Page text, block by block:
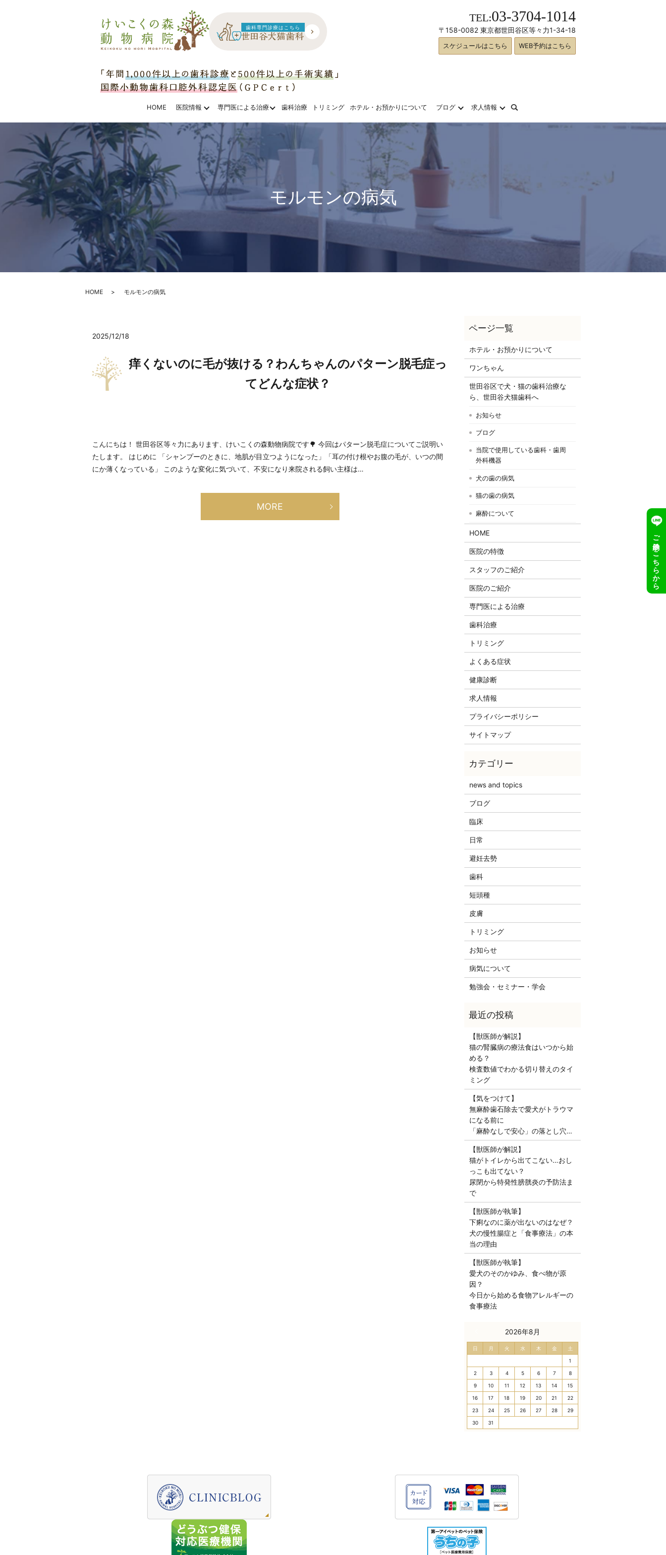
歯科専門診療はこちら
TEL:03-3704-1014
〒158-0082 東京都世田谷区等々力1-34-18
スケジュールはこちら WEB予約はこちら
HOME 医院情報 専門医による治療 歯科治療 トリミング ホテル・お預かりについて ブログ 求人情報
モルモンの病気
HOME モルモンの病気
2025/12/18
痒くないのに毛が抜ける？わんちゃんのパターン脱毛症っ
てどんな症状？
こんにちは！ 世田谷区等々力にあります、けいこくの森動物病院です🌳 今回はパターン脱毛症についてご説明い
たします。 はじめに 「シャンプーのときに、地肌が目立つようになった」「耳の付け根やお腹の毛が、いつの間
にか薄くなっている」 このような変化に気づいて、不安になり来院される飼い主様は…
MORE
ホテル・お預かりについて
ワンちゃん
世田谷区で犬・猫の歯科治療な
ら、世田谷犬猫歯科へ
お知らせ
ブログ
当院で使用している歯科・歯周
外科機器
犬の歯の病気
猫の歯の病気
麻酔について
HOME
医院の特徴
スタッフのご紹介
医院のご紹介
専門医による治療
歯科治療
トリミング
よくある症状
健康診断
求人情報
プライバシーポリシー
サイトマップ
news and topics
ブログ
臨床
日常
避妊去勢
歯科
短頭種
皮膚
トリミング
お知らせ
病気について
勉強会・セミナー・学会
【獣医師が解説】
猫の腎臓病の療法食はいつから始
める？
検査数値でわかる切り替えのタイ
ミング
【気をつけて】
無麻酔歯石除去で愛犬がトラウマ
になる前に
「麻酔なしで安心」の落とし穴…
【獣医師が解説】
猫がトイレから出てこない…おし
っこも出てない？
尿閉から特発性膀胱炎の予防法ま
で
【獣医師が執筆】
下痢なのに薬が出ないのはなぜ？
犬の慢性腸症と「食事療法」の本
当の理由
【獣医師が執筆】
愛犬のそのかゆみ、食べ物が原
因？
今日から始める食物アレルギーの
食事療法
2026年8月
日 月 火 水 木 金 土
1
2 3 4 5 6 7 8
9 10 11 12 13 14 15
16 17 18 19 20 21 22
23 24 25 26 27 28 29
30 31
ご予約はこちらから